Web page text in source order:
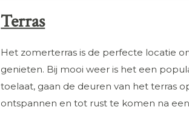
Terras
Het zomerterras is de perfecte locatie
genieten. Bij mooi weer is het een
toelaat, gaan de deuren van het terras
ontspannen en tot rust te komen na